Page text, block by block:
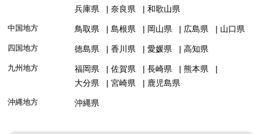
兵庫県
奈良県 和歌山県
中国地方 鳥取県 島根県 岡山県 広島県 山口県
四国地方 徳島県 香川県 愛媛県 高知県
九州地方 福岡県 佐賀県 長崎県
熊本県
大分県
宮崎県 鹿児島県
沖縄地方 沖縄県